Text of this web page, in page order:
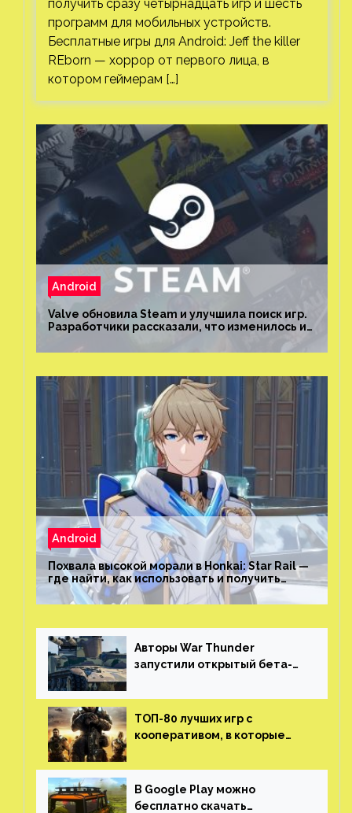
получить сразу четырнадцать игр и шесть
программ для мобильных устройств.
Бесплатные игры для Android: Jeff the killer
REborn — хоррор от первого лица, в
котором геймерам […]
Android
Valve обновила Steam и улучшила поиск игр.
Разработчики рассказали, что изменилось и
Android
Похвала высокой морали в Honkai: Star Rail —
где найти, как использовать и получить
скрытые достижения
Авторы War Thunder
запустили открытый бета-
трейлер и скриншоты
ТОП-80 лучших игр с
кооперативом, в которые
(никаких MMO)
В Google Play можно
бесплатно скачать